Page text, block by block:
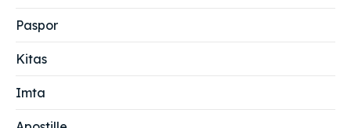
Paspor
Kitas
Imta